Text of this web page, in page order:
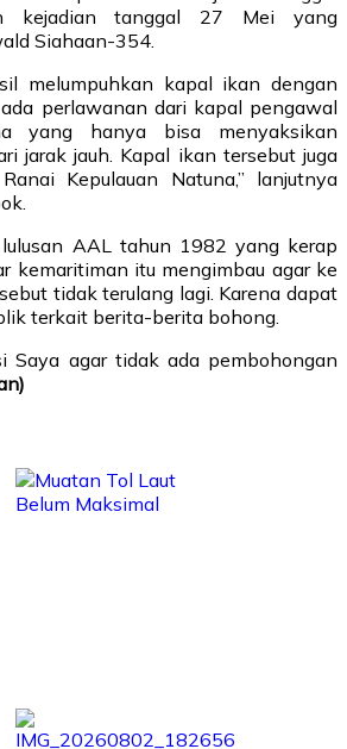
kejadian tanggal 27 Mei yang
Siahaan-354.
melumpuhkan kapal ikan dengan
perlawanan dari kapal pengawal
yang hanya bisa menyaksikan
jarak jauh. Kapal ikan tersebut juga
Kepulauan Natuna,” lanjutnya
AAL tahun 1982 yang kerap
kemaritiman itu mengimbau agar ke
tidak terulang lagi. Karena dapat
terkait berita-berita bohong.
Saya agar tidak ada pembohongan